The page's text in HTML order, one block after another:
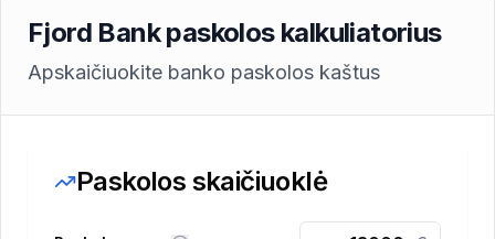
Fjord Bank paskolos kalkuliatorius
Apskaičiuokite banko paskolos kaštus
Paskolos skaičiuoklė